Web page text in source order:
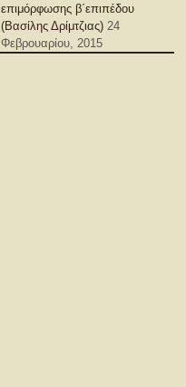
επιμόρφωσης β΄επιπέδου
(Βασίλης Δρίμτζιας) 24
Φεβρουαρίου, 2015